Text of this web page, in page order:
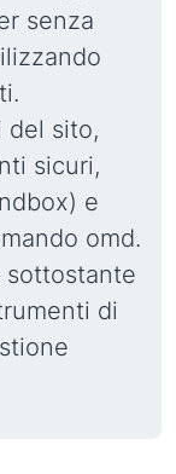
senza
del sito,
sicuri,
e
omd.
sottostante
di